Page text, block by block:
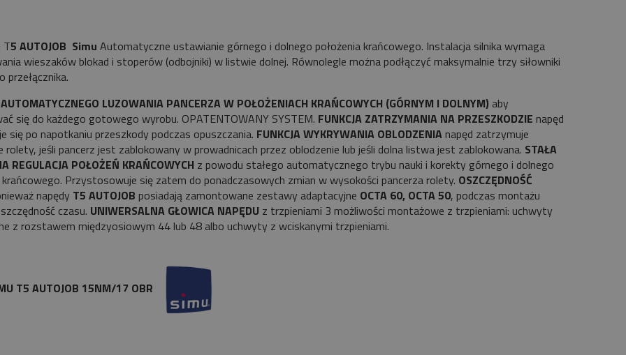
T5 AUTOJOB Simu Automatyczne ustawianie górnego i dolnego położenia krańcowego. Instalacja silnika wymaga
wieszaków blokad i stoperów (odbojniki) w listwie dolnej. Równolegle można podłączyć maksymalnie trzy siłowniki
przełącznika.
LUZOWANIA PANCERZA W POŁOŻENIACH KRAŃCOWYCH (GÓRNYM I DOLNYM) aby
się do każdego gotowego wyrobu. OPATENTOWANY SYSTEM. FUNKCJA ZATRZYMANIA NA PRZESZKODZIE napęd
się po napotkaniu przeszkody podczas opuszczania. FUNKCJA WYKRYWANIA OBLODZENIA napęd zatrzymuje
rolety, jeśli pancerz jest zablokowany w prowadnicach przez oblodzenie lub jeśli dolna listwa jest zablokowana. STAŁA
REGULACJA POŁOŻEŃ KRAŃCOWYCH z powodu stałego automatycznego trybu nauki i korekty górnego i dolnego
krańcowego. Przystosowuje się zatem do ponadczasowych zmian w wysokości pancerza rolety. OSZCZĘDNOŚĆ
napędy T5 AUTOJOB posiadają zamontowane zestawy adaptacyjne OCTA 60, OCTA 50, podczas montażu
czasu. UNIWERSALNA GŁOWICA NAPĘDU z trzpieniami 3 możliwości montażowe z trzpieniami: uchwyty
z rozstawem międzyosiowym 44 lub 48 albo uchwyty z wciskanymi trzpieniami.
T5 AUTOJOB 15NM/17 OBR